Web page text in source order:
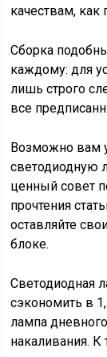
качествам, как
Сборка
каждому: для
лишь строго
все
Возможно вам
светодиодную
ценный совет
прочтения
оставляйте
блоке.
Светодиодная
сэкономить в
лампа
накаливания.